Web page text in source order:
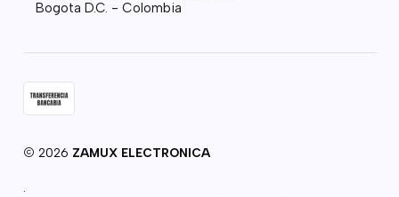
Bogota D.C. - Colombia
2026 ZAMUX ELECTRONICA